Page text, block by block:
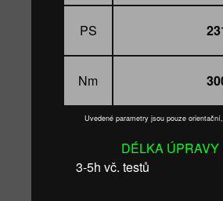
PS
Nm
Uvedené parametry jsou pouze
DÉLKA ÚPRAVY
3-5h vč. testů